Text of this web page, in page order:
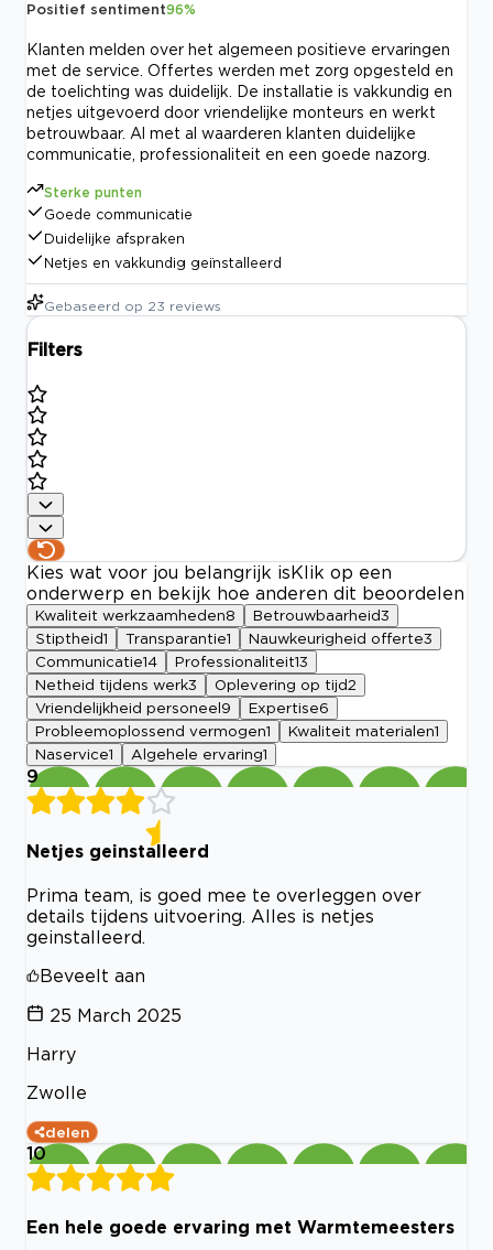
Positief sentiment96%
Klanten melden over het algemeen positieve ervaringen
met de service. Offertes werden met zorg opgesteld en
de toelichting was duidelijk. De installatie is vakkundig en
netjes uitgevoerd door vriendelijke monteurs en werkt
betrouwbaar. Al met al waarderen klanten duidelijke
communicatie, professionaliteit en een goede nazorg.
Sterke punten
Goede communicatie
Duidelijke afspraken
Netjes en vakkundig geïnstalleerd
Gebaseerd op 23 reviews
Filters
Kies wat voor jou belangrijk is Klik op een
onderwerp en bekijk hoe anderen dit beoordelen
Kwaliteit werkzaamheden8 Betrouwbaarheid3
Stiptheid1 Transparantie1 Nauwkeurigheid offerte3
Communicatie14 Professionaliteit13
Netheid tijdens werk3 Oplevering op tijd2
Vriendelijkheid personeel 9 Expertise6
Probleemoplossend vermogen1 Kwaliteit materialen1
Naservice1 Algehele ervaring1
9
Netjes geinstalleerd
Prima team, is goed mee te overleggen over
details tijdens uitvoering. Alles is netjes
geinstalleerd.
Beveelt aan
25 March 2025
Harry
Zwolle
delen
10
Een hele goede ervaring met Warmtemeesters